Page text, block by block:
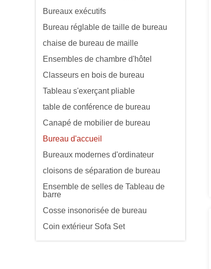
Bureaux exécutifs
Bureau réglable de taille de bureau
chaise de bureau de maille
Ensembles de chambre d'hôtel
Classeurs en bois de bureau
Tableau s'exerçant pliable
table de conférence de bureau
Canapé de mobilier de bureau
Bureau d'accueil
Bureaux modernes d'ordinateur
cloisons de séparation de bureau
Ensemble de selles de Tableau de
barre
Cosse insonorisée de bureau
Coin extérieur Sofa Set